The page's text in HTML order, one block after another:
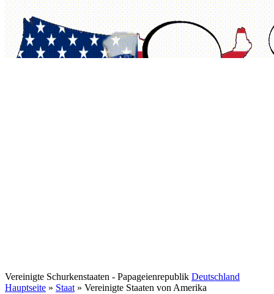
Vereinigte Schurkenstaaten - Papageienrepublik Deutschland
Hauptseite » Staat » Vereinigte Staaten von Amerika